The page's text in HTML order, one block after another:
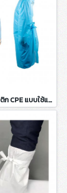
ชุดกาวน์พลาสติก CPE แบบใช้แล้วทิ้ง ( CPE Gown )